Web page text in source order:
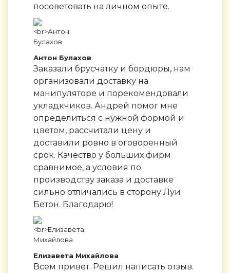
посоветовать на личном опыте.
Антон Булахов
Заказали брусчатку и бордюры, нам
организовали доставку на
манипуляторе и порекомендовали
укладкчиков. Андрей помог мне
определиться с нужной формой и
цветом, рассчитали цену и
доставили ровно в оговоренный
срок. Качество у больших фирм
сравнимое, а условия по
производству заказа и доставке
сильно отличались в сторону Луи
Бетон. Благодарю!
Елизавета Михайлова
Всем привет. Решил написать отзыв.